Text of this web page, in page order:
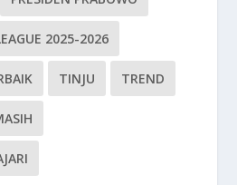
2025-2026
TINJU TREND